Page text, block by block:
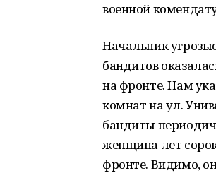
военной
Начальник
бандитов
на фронте. Нам
комнат на ул.
бандиты
женщина лет
фронте. Видимо,